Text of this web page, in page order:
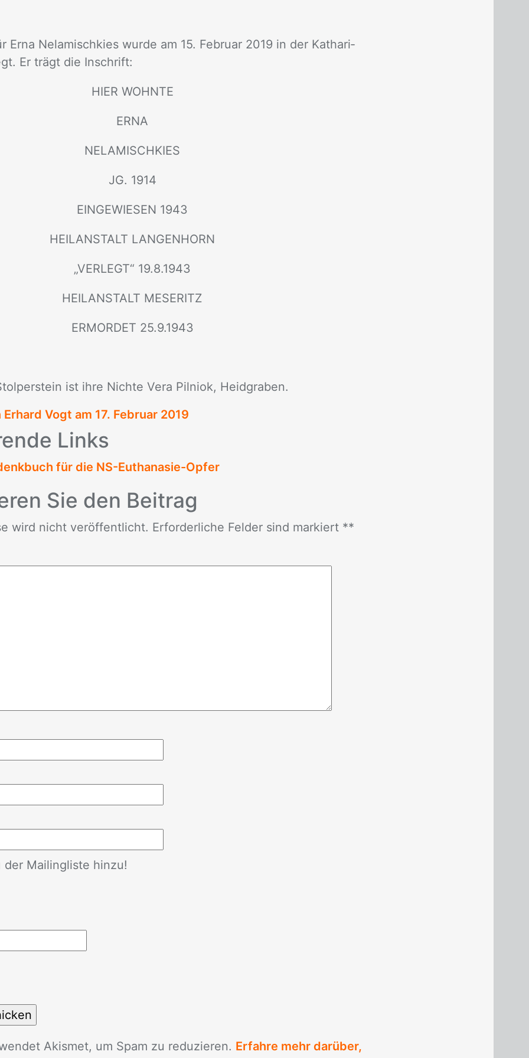
Erna Nela­misch­kies wur­de am 15. Fe­bru­ar 2019 in der Ka­tha­ri­
Er trägt die In­schrift:
HIER WOHN­TE
ERNA
NELA­MISCH­KIES
JG. 1914
EIN­GE­WIE­SEN 1943
HEIL­AN­STALT LAN­GEN­HORN
„VER­LEGT“ 19.8.1943
HEIL­AN­STALT ME­SE­RITZ
ER­MOR­DET 25.9.1943
ist ihre Nich­te Vera Pil­ni­ok, Heid­gra­ben.
Vogt am 17. Februar 2019
Links
für die NS-Euthanasie-Opfer
Sie den Bei­trag
wird nicht ver­öf­fent­licht. Er­for­der­li­che Fel­der sind mar­kiert **
Mailingliste hinzu!
Akis­met, um Spam zu re­du­zie­ren. Erfahre mehr darüber,